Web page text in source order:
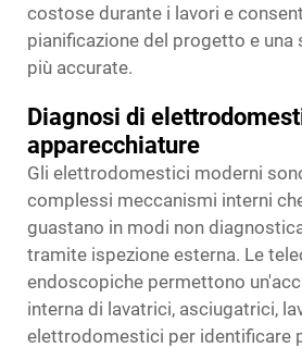
costose durante i lavori e
pianificazione del progetto e una
più accurate.
Diagnosi di
apparecchiature
Gli elettrodomestici moderni
complessi meccanismi interni
guastano in modi non
tramite ispezione esterna. Le
endoscopiche permettono
interna di lavatrici, asciugatrici,
elettrodomestici per identificare